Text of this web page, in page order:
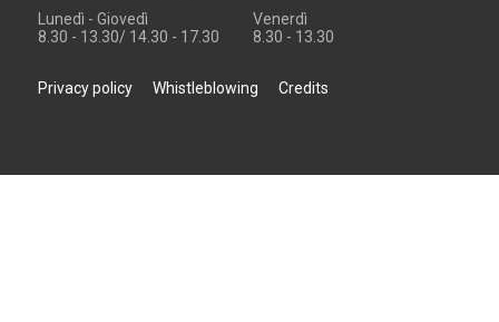
Lunedì - Giovedì
8.30 - 13.30/ 14.30 - 17.30
Venerdì
8.30 - 13.30
Privacy policy Whistleblowing Credits